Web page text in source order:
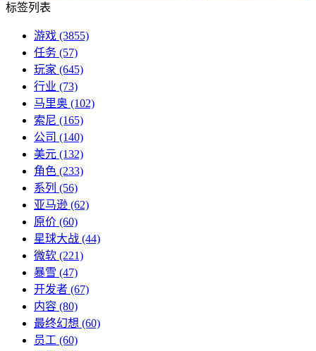
标签列表
游戏 (3855)
任务 (57)
玩家 (645)
行业 (73)
马里奥 (102)
索尼 (165)
公司 (140)
美元 (132)
角色 (233)
系列 (56)
亚马逊 (62)
原价 (60)
星球大战 (44)
微软 (221)
暴雪 (47)
开发者 (67)
内容 (80)
最终幻想 (60)
员工 (60)